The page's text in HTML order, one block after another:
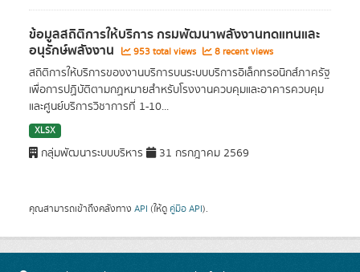
ข้อมูลสถิติการให้บริการ กรมพัฒนาพลังงานทดแทนและ
อนุรักษ์พลังงาน 953 total views 8 recent views
สถิติการให้บริการของงานบริการบนระบบบริการอิเล็กทรอนิกส์ภาครัฐ
เพื่อการปฏิบัติตามกฏหมายสำหรับโรงงานควบคุมและอาคารควบคุม
และศูนย์บริการวิชาการที่ 1-10...
XLSX
กลุ่มพัฒนาระบบบริหาร 31 กรกฎาคม 2569
คุณสามารถเข้าถึงคลังทาง API (ให้ดู คู่มือ API).